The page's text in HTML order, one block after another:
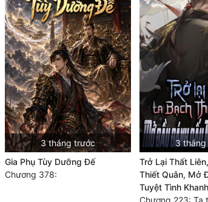
3 tháng trước
Gia Phụ Tùy Dưỡng Đế
Chương 378:
3
Trở Lại Thất
Thiết Quân, Mở
Tuyệt Tình Khanh